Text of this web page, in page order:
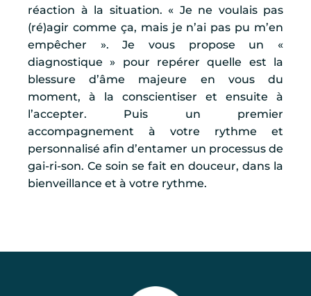
réaction à la situation. « Je ne voulais pas
(ré)agir comme ça, mais je n’ai pas pu m’en
empêcher ». Je vous propose un «
diagnostique » pour repérer quelle est la
blessure d’âme majeure en vous du
moment, à la conscientiser et ensuite à
l’accepter. Puis un premier
accompagnement à votre rythme et
personnalisé afin d’entamer un processus de
gai-ri-son. Ce soin se fait en douceur, dans la
bienveillance et à votre rythme.